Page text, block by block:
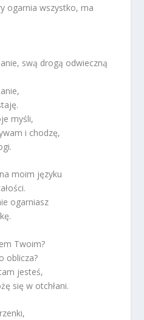
ogarnia wszystko, ma
swą drogą odwieczną
myśli,
i chodzę,
moim języku
ogarniasz
Twoim?
oblicza?
jesteś,
się w otchłani.